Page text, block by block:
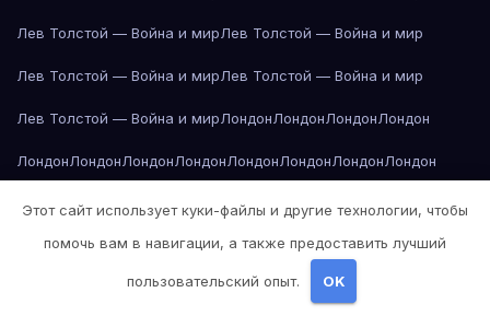
Лев Толстой — Война и мирЛев Толстой — Война и мир
Лев Толстой — Война и мирЛев Толстой — Война и мир
Лев Толстой — Война и мирЛондонЛондонЛондонЛондон
ЛондонЛондонЛондонЛондонЛондонЛондонЛондонЛондон
Лондон Лондон Лос-Анджелес Лос-Анджелес
Лос-АнджелесЛос-АнджелесЛос-АнджелесЛос-Анджелес
Лос-АнджелесЛос-АнджелесЛос-Анджелес
Этот сайт использует куки-файлы и другие технологии, чтобы
помочь вам в навигации, а также предоставить лучший
пользовательский опыт. OK